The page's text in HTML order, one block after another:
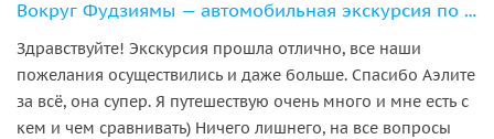
Вокруг Фудзиямы — автомобильная экскурсия по озёрам и паркам
Здравствуйте! Экскурсия прошла отлично, все наши
пожелания осуществились и даже больше. Спасибо Аэлите
за всё, она супер. Я путешествую очень много и мне есть с
кем и чем сравнивать) Ничего лишнего, на все вопросы